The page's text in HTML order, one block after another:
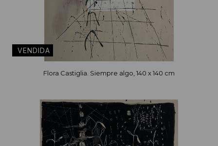
Flora Castiglia. Siempre algo, 140 x 140 cm